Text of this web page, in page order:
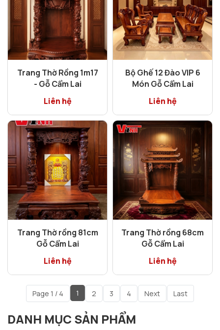
Trang Thờ Rồng 1m17
- Gỗ Cẩm Lai
Liên hệ
Bộ Ghế 12 Đào VIP 6
Món Gỗ Cẩm Lai
Liên hệ
Trang Thờ rồng 81cm
Gỗ Cẩm Lai
Liên hệ
Trang Thờ rồng 68cm
Gỗ Cẩm Lai
Liên hệ
Page 1 / 4 1 2 3 4 Next Last
DANH MỤC SẢN PHẨM